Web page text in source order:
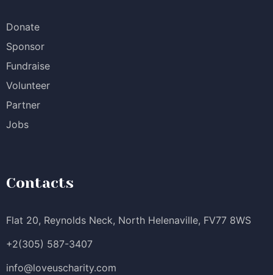
Donate
Sponsor
Fundraise
Volunteer
Partner
Jobs
Contacts
Flat 20, Reynolds Neck, North Helenaville, FV77 8WS
+2(305) 587-3407
info@loveuscharity.com